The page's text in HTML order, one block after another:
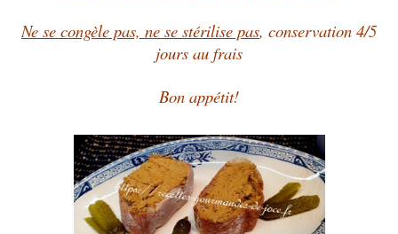
Ne se congèle pas, ne se stérilise pas, conservation 4/5
jours au frais
Bon appétit!